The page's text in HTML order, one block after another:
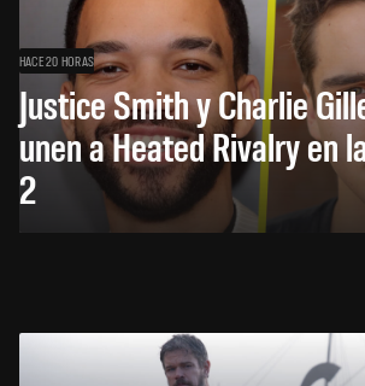
HACE 20 HORAS
Justice Smith y Charlie
unen a Heated Rivalry en
2